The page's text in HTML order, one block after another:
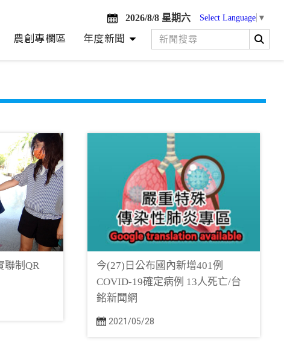
2026/8/8 星期六 Select Language ▼
農創專欄區 年度新聞
聯制QR
今(27)日公布國內新增401例
COVID-19確定病例 13人死亡/台
銘新聞網
2021/05/28